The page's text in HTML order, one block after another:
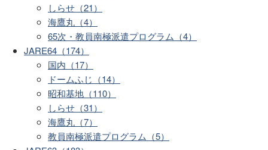
しらせ（21）
海鷹丸（4）
65次・教員南極派遣プログラム（4）
JARE64（174）
国内（17）
ドームふじ（14）
昭和基地（110）
しらせ（31）
海鷹丸（7）
教員南極派遣プログラム（5）